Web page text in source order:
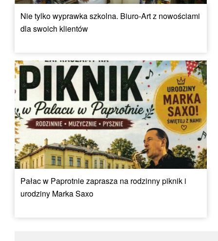
Nie tylko wyprawka szkolna. Biuro-Art z nowościami
dla swoich klientów
Pałac w Paprotnie zaprasza na rodzinny piknik i
urodziny Marka Saxo